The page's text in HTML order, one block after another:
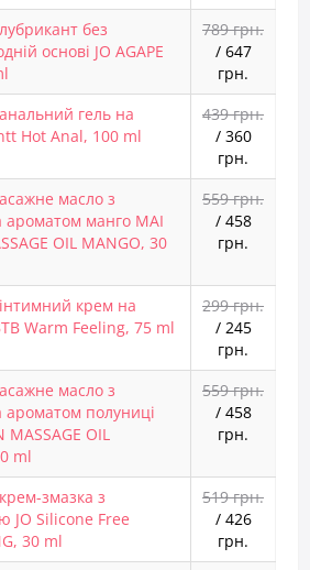
без
основі JO AGAPE
789 грн.
/ 647
грн.
гель на
Hot Anal, 100 ml
439 грн.
/ 360
грн.
масло з
манго MAI
OIL MANGO, 30
559 грн.
/ 458
грн.
крем на
Warm Feeling, 75 ml
299 грн.
/ 245
грн.
масло з
полуниці
MASSAGE OIL
ml
559 грн.
/ 458
грн.
змазка з
JO Silicone Free
30 ml
519 грн.
/ 426
грн.